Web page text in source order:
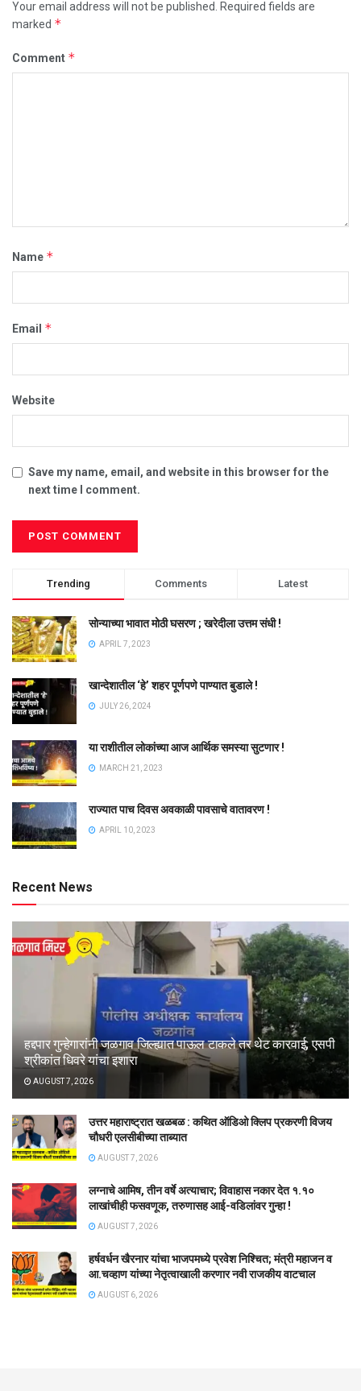
Your email address will not be published.
Required fields are
marked *
Comment *
Name *
Email *
Website
Save my name, email, and website in this browser for the
next time I comment.
Trending Comments Latest
सोन्याच्या भावात मोठी घसरण ; खरेदीला उत्तम संधी !
APRIL 7, 2023
खान्देशातील ‘हे’ शहर पूर्णपणे पाण्यात बुडाले !
JULY 26, 2024
या राशीतील लोकांच्या आज आर्थिक समस्या सुटणार !
MARCH 21, 2023
राज्यात पाच दिवस अवकाळी पावसाचे वातावरण !
APRIL 10, 2023
Recent News
हद्दपार गुन्हेगारांनी जळगाव जिल्ह्यात पाऊल टाकले तर थेट कारवाई; एसपी
श्रीकांत धिवरे यांचा इशारा
AUGUST 7, 2026
उत्तर महाराष्ट्रात खळबळ : कथित ऑडिओ क्लिप प्रकरणी विजय
चौधरी एलसीबीच्या ताब्यात
AUGUST 7, 2026
लग्नाचे आमिष, तीन वर्षे अत्याचार; विवाहास नकार देत १.१०
लाखांचीही फसवणूक, तरुणासह आई-वडिलांवर गुन्हा !
AUGUST 7, 2026
हर्षवर्धन खैरनार यांचा भाजपमध्ये प्रवेश निश्चित; मंत्री महाजन व
आ.चव्हाण यांच्या नेतृत्वाखाली करणार नवी राजकीय वाटचाल
AUGUST 6, 2026